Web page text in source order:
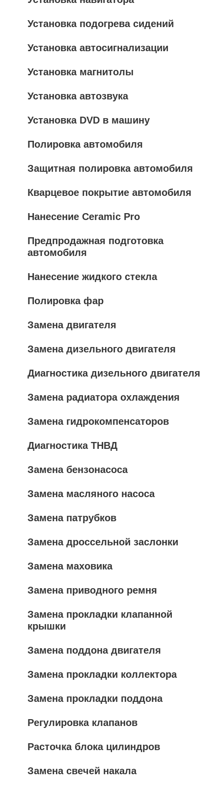
Установка подогрева сидений
Установка автосигнализации
Установка магнитолы
Установка автозвука
Установка DVD в машину
Полировка автомобиля
Защитная полировка автомобиля
Кварцевое покрытие автомобиля
Нанесение Ceramic Pro
Предпродажная подготовка
автомобиля
Нанесение жидкого стекла
Полировка фар
Замена двигателя
Замена дизельного двигателя
Диагностика дизельного двигателя
Замена радиатора охлаждения
Замена гидрокомпенсаторов
Диагностика ТНВД
Замена бензонасоса
Замена масляного насоса
Замена патрубков
Замена дроссельной заслонки
Замена маховика
Замена приводного ремня
Замена прокладки клапанной
крышки
Замена поддона двигателя
Замена прокладки коллектора
Замена прокладки поддона
Регулировка клапанов
Расточка блока цилиндров
Замена свечей накала